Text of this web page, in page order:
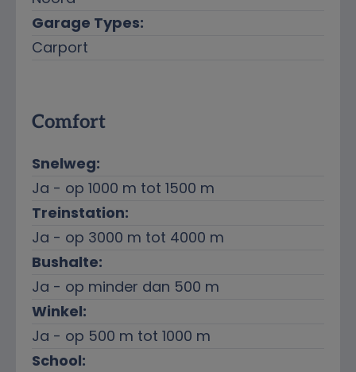
Garage Types:
Carport
Comfort
Snelweg:
Ja - op 1000 m tot 1500 m
Treinstation:
Ja - op 3000 m tot 4000 m
Bushalte:
Ja - op minder dan 500 m
Winkel:
Ja - op 500 m tot 1000 m
School: